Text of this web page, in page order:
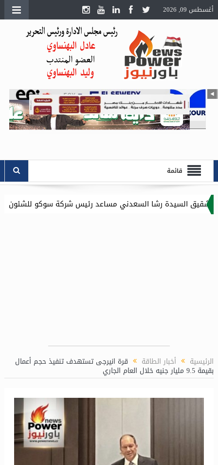
أغسطس 09, 2026
قائمة
السعدني مساعد رئيس شركة سوكو للشئون الادارية .. وموقع
الرئيسية أخبار الطاقة قرة انيرجى تستهدف تنفيذ حجم أعمال
بقيمة 9.5 مليار جنيه خلال العام الجاري